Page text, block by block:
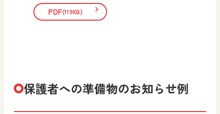
PDF(119KB)
保護者への準備物のお知らせ例